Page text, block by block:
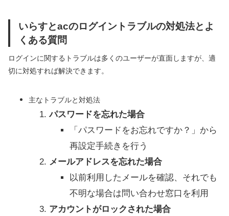
いらすとacのログイントラブルの対処法とよ
くある質問
ログインに関するトラブルは多くのユーザーが直面しますが、適
切に対処すれば解決できます。
主なトラブルと対処法
パスワードを忘れた場合
「パスワードをお忘れですか？」から
再設定手続きを行う
メールアドレスを忘れた場合
以前利用したメールを確認、それでも
不明な場合は問い合わせ窓口を利用
アカウントがロックされた場合